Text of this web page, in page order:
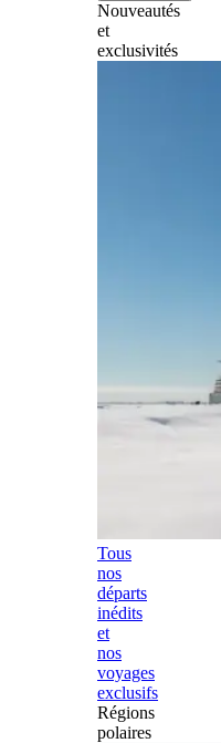
Nouveautés
et
exclusivités
Tous
nos
départs
inédits
et
nos
voyages
exclusifs
Régions
polaires